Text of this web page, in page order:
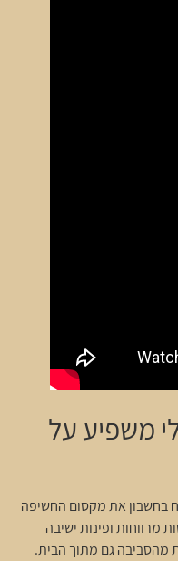
משפיע על
בחשבון את מקסום החשיפה
מרווחות ופינות ישיבה
מהסביבה גם מתוך הבית.